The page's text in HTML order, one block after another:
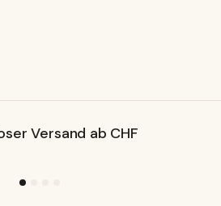
Versand ab CHF